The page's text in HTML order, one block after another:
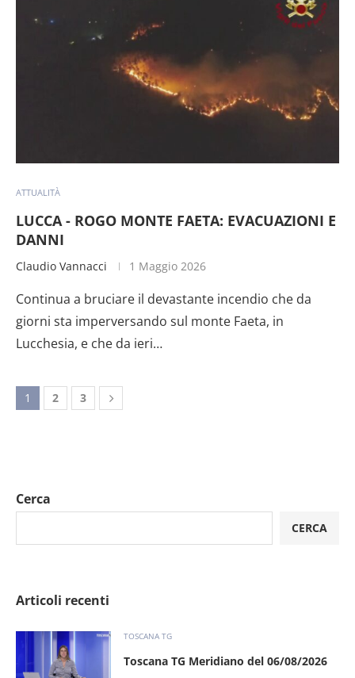
ATTUALITÀ
LUCCA - ROGO MONTE FAETA: EVACUAZIONI E
DANNI
Claudio Vannacci 1 Maggio 2026
Continua a bruciare il devastante incendio che da
giorni sta imperversando sul monte Faeta, in
Lucchesia, e che da ieri…
1 2 3
Cerca
CERCA
Articoli recenti
TOSCANA TG
Toscana TG Meridiano del 06/08/2026